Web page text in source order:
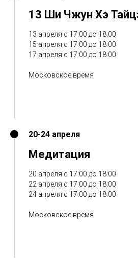
13 Ши Чжун Хэ
13 апреля с 17:00 до 18:00
15 апреля с 17:00 до 18:00
17 апреля с 17:00 до 18:00
Московское время
20-24 апреля
Медитация
20 апреля с 17:00 до 18:00
22 апреля с 17:00 до 18:00
24 апреля с 17:00 до 18:00
Московское время